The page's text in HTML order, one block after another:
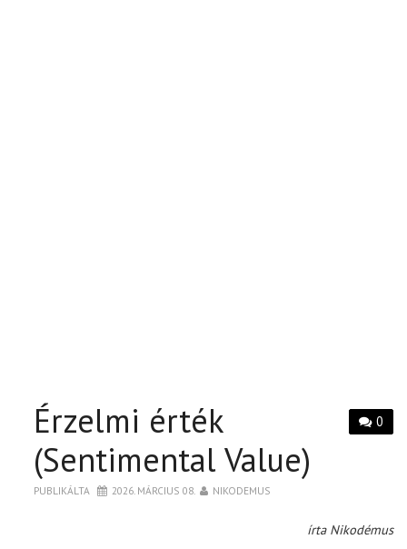
0
Érzelmi érték
(Sentimental Value)
PUBLIKÁLTA 2026. MÁRCIUS 08. NIKODEMUS
írta Nikodémus